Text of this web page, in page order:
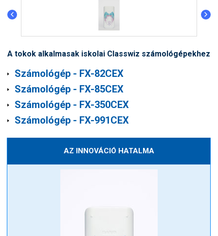
A tokok alkalmasak iskolai Classwiz számológépekhez
Számológép ​- FX-82CEX
Számológép ​ - FX-85CEX
Számológép ​- FX-350CEX
Számológép ​- FX-991CEX
AZ INNOVÁCIÓ HATALMA